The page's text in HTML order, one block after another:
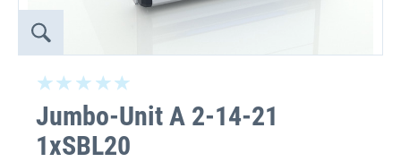
Jumbo-Unit A 2-14-21
1xSBL20